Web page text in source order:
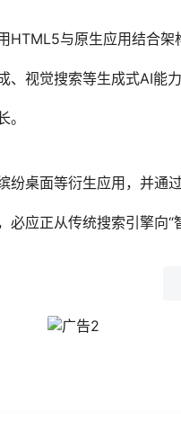
HTML5与原生应用结合
、视觉搜索等生成式AI能
纷桌面等衍生应用，并通
必应正从传统搜索引擎向“